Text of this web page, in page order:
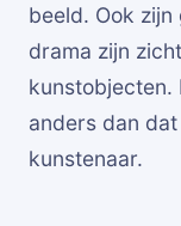
beeld. Ook
drama zijn
kunstobjecten.
anders dan
kunstenaar.